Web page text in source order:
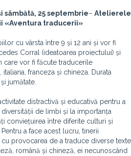
sâmbătă, 25 septembrie– Atelierele
«Aventura traducerii»
cu vârsta între 9 și 12 ani și vor fi
Corral (ideatoarea proiectului) și
care vor fi făcute traducerile
franceza și chineza. Durata
jumătate.
distractivă și educativă pentru a
de limbi și la importanța
conviețuirea între diferite culturi și
a face acest lucru, tinerii
provocarea de a traduce diverse texte
română și chineză, ei necunoscând